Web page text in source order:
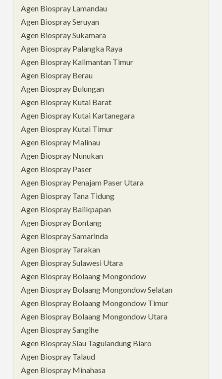
Agen Biospray Lamandau
Agen Biospray Seruyan
Agen Biospray Sukamara
Agen Biospray Palangka Raya
Agen Biospray Kalimantan Timur
Agen Biospray Berau
Agen Biospray Bulungan
Agen Biospray Kutai Barat
Agen Biospray Kutai Kartanegara
Agen Biospray Kutai Timur
Agen Biospray Malinau
Agen Biospray Nunukan
Agen Biospray Paser
Agen Biospray Penajam Paser Utara
Agen Biospray Tana Tidung
Agen Biospray Balikpapan
Agen Biospray Bontang
Agen Biospray Samarinda
Agen Biospray Tarakan
Agen Biospray Sulawesi Utara
Agen Biospray Bolaang Mongondow
Agen Biospray Bolaang Mongondow Selatan
Agen Biospray Bolaang Mongondow Timur
Agen Biospray Bolaang Mongondow Utara
Agen Biospray Sangihe
Agen Biospray Siau Tagulandung Biaro
Agen Biospray Talaud
Agen Biospray Minahasa